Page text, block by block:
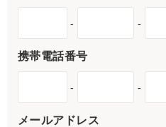
- -
携帯電話番号
- -
メールアドレス